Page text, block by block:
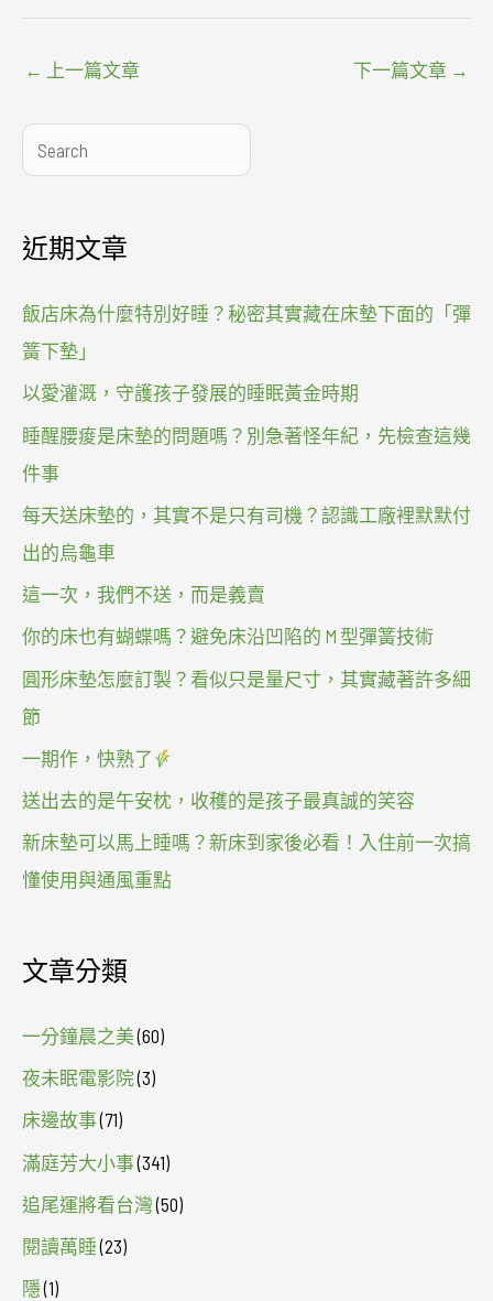
← 上一篇文章 下一篇文章 →
搜
尋
近期文章
飯店床為什麼特別好睡？秘密其實藏在床墊下面的「彈
簧下墊」
以愛灌溉，守護孩子發展的睡眠黃金時期
睡醒腰痠是床墊的問題嗎？別急著怪年紀，先檢查這幾
件事
每天送床墊的，其實不是只有司機？認識工廠裡默默付
出的烏龜車
這一次，我們不送，而是義賣
你的床也有蝴蝶嗎？避免床沿凹陷的 M 型彈簧技術
圓形床墊怎麼訂製？看似只是量尺寸，其實藏著許多細
節
一期作，快熟了
送出去的是午安枕，收穫的是孩子最真誠的笑容
新床墊可以馬上睡嗎？新床到家後必看！入住前一次搞
懂使用與通風重點
文章分類
一分鐘晨之美(60)
夜未眠電影院(3)
床邊故事(71)
滿庭芳大小事(341)
追尾運將看台灣(50)
閱讀萬睡(23)
隱(1)